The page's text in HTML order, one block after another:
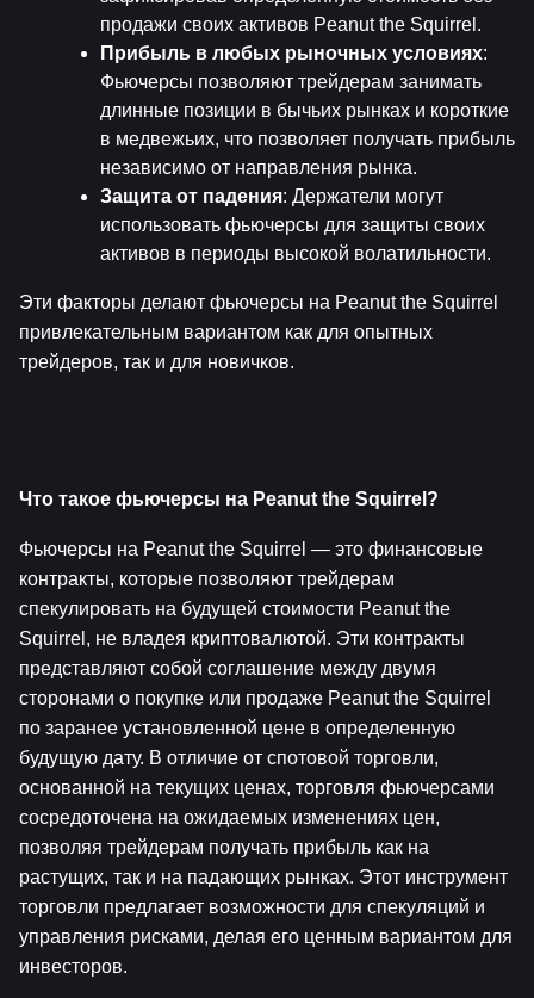
продажи своих активов Peanut the Squirrel.
Прибыль в любых рыночных условиях:
Фьючерсы позволяют трейдерам занимать
длинные позиции в бычьих рынках и короткие
в медвежьих, что позволяет получать прибыль
независимо от направления рынка.
Защита от падения: Держатели могут
использовать фьючерсы для защиты своих
активов в периоды высокой волатильности.
Эти факторы делают фьючерсы на Peanut the Squirrel
привлекательным вариантом как для опытных
трейдеров, так и для новичков.
Что такое фьючерсы на Peanut the Squirrel?
Фьючерсы на Peanut the Squirrel — это финансовые
контракты, которые позволяют трейдерам
спекулировать на будущей стоимости Peanut the
Squirrel, не владея криптовалютой. Эти контракты
представляют собой соглашение между двумя
сторонами о покупке или продаже Peanut the Squirrel
по заранее установленной цене в определенную
будущую дату. В отличие от спотовой торговли,
основанной на текущих ценах, торговля фьючерсами
сосредоточена на ожидаемых изменениях цен,
позволяя трейдерам получать прибыль как на
растущих, так и на падающих рынках. Этот инструмент
торговли предлагает возможности для спекуляций и
управления рисками, делая его ценным вариантом для
инвесторов.